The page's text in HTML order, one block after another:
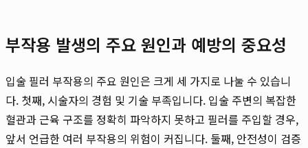
부작용 발생의 주요 원인과 예방의 중요성
입술 필러 부작용의 주요 원인은 크게 세 가지로 나눌 수 있습니
다. 첫째, 시술자의 경험 및 기술 부족입니다. 입술 주변의 복잡한
혈관과 근육 구조를 정확히 파악하지 못하고 필러를 주입할 경우,
앞서 언급한 여러 부작용의 위험이 커집니다. 둘째, 안전성이 검증